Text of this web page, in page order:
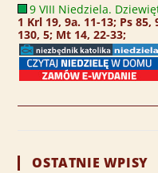
9 VIII Niedziela.
1 Krl 19, 9a. 11-13; Ps 85,
130, 5; Mt 14, 22-33;
OSTATNIE WPISY